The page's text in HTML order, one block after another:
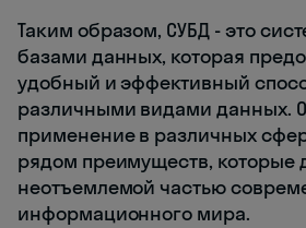
Таким образом, СУБД - это
базами данных, которая
удобный и эффективный
различными видами данных.
применение в различных
рядом преимуществ, которые
неотъемлемой частью
информационного мира.